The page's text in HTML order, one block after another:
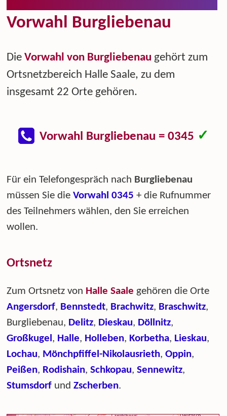
Vorwahl Burgliebenau
DieVorwahl von Burgliebenau gehört zum
Ortsnetzbereich Halle Saale, zu dem
insgesamt 22 Orte gehören.
Vorwahl Burgliebenau = 0345 ✓
Für ein Telefongespräch nach Burgliebenau
müssen Sie dieVorwahl 0345 + die Rufnummer
des Teilnehmers wählen, den Sie erreichen
wollen.
Ortsnetz
Zum Ortsnetz von Halle Saale gehören die Orte
Angersdorf, Bennstedt, Brachwitz, Braschwitz,
Burgliebenau, Delitz, Dieskau, Döllnitz,
Großkugel , Halle, Holleben, Korbetha, Lieskau,
Lochau, Mönchpfiffel-Nikolausrieth,Oppin,
Peißen, Rodishain,Schkopau,Sennewitz,
Stumsdorf undZscherben.